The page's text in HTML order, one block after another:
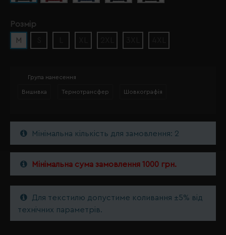
Розмір
M
Група нанесення
Вишивка Термотрансфер Шовкографія
Мінімальна кількість для замовлення: 2
Мінімальна сума замовлення 1000 грн.
Для текстилю допустиме коливання ±5% від
технічних параметрів.